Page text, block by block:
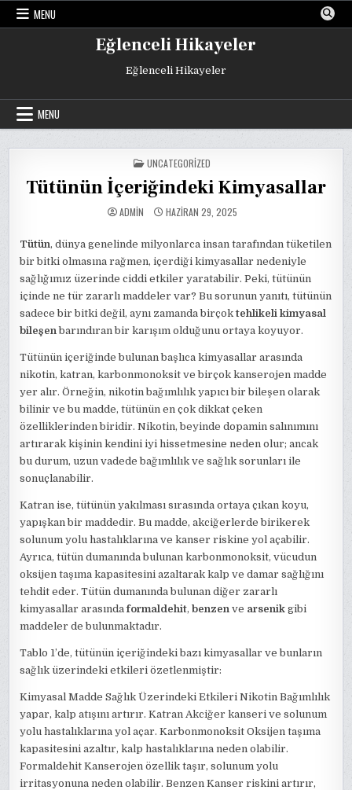
Skip
MENU
Eğlenceli Hikayeler
Eğlenceli Hikayeler
MENU
POSTED
IN
UNCATEGORIZED
Tütünün İçeriğindeki Kimyasallar
ADMIN HAZIRAN 29, 2025
Tütün, dünya genelinde milyonlarca insan tarafından tüketilen
bir bitki olmasına rağmen, içerdiği kimyasallar nedeniyle
sağlığımız üzerinde ciddi etkiler yaratabilir. Peki, tütünün
içinde ne tür zararlı maddeler var? Bu sorunun yanıtı, tütünün
sadece bir bitki değil, aynı zamanda birçoktehlikeli kimyasal
bileşenbarındıran bir karışım olduğunu ortaya koyuyor.
Tütünün içeriğinde bulunan başlıca kimyasallar arasında
nikotin, katran, karbonmonoksit ve birçok kanserojen madde
yer alır. Örneğin, nikotin bağımlılık yapıcı bir bileşen olarak
bilinir ve bu madde, tütünün en çok dikkat çeken
özelliklerinden biridir. Nikotin, beyinde dopamin salınımını
artırarak kişinin kendini iyi hissetmesine neden olur; ancak
bu durum, uzun vadede bağımlılık ve sağlık sorunları ile
sonuçlanabilir.
Katran ise, tütünün yakılması sırasında ortaya çıkan koyu,
yapışkan bir maddedir. Bu madde, akciğerlerde birikerek
solunum yolu hastalıklarına ve kanser riskine yol açabilir.
Ayrıca, tütün dumanında bulunan karbonmonoksit, vücudun
oksijen taşıma kapasitesini azaltarak kalp ve damar sağlığını
tehdit eder. Tütün dumanında bulunan diğer zararlı
kimyasallar arasındaformaldehit,benzen ve arsenik gibi
maddeler de bulunmaktadır.
Tablo 1’de, tütünün içeriğindeki bazı kimyasallar ve bunların
sağlık üzerindeki etkileri özetlenmiştir:
Kimyasal Madde Sağlık Üzerindeki Etkileri Nikotin Bağımlılık
yapar, kalp atışını artırır. Katran Akciğer kanseri ve solunum
yolu hastalıklarına yol açar. Karbonmonoksit Oksijen taşıma
kapasitesini azaltır, kalp hastalıklarına neden olabilir.
Formaldehit Kanserojen özellik taşır, solunum yolu
irritasyonuna neden olabilir. Benzen Kanser riskini artırır,